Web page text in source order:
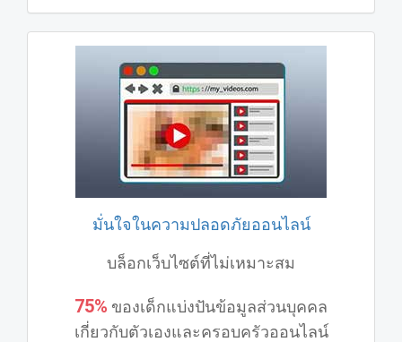
มั่นใจในความปลอดภัยออนไลน์
บล็อกเว็บไซต์ที่ไม่เหมาะสม
75% ของเด็กแบ่งปันข้อมูลส่วนบุคคล
เกี่ยวกับตัวเองและครอบครัวออนไลน์